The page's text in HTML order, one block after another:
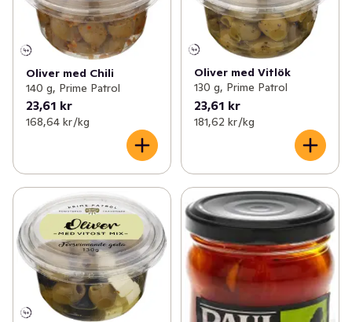
Oliver med Chili
140 g, Prime Patrol
23,61 kr
168,64 kr /kg
Oliver med Vitlök
130 g, Prime Patrol
23,61 kr
181,62 kr /kg